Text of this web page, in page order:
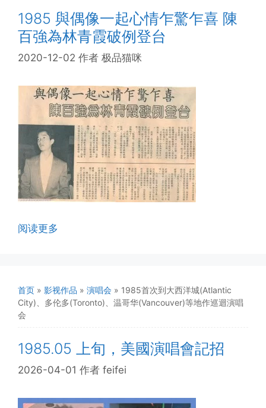
1985 與偶像一起心情乍驚乍喜 陳
百強為林青霞破例登台
2020-12-02 作者 极品猫咪
阅读更多
首页 » 影视作品 » 演唱会 » 1985首次到大西洋城(Atlantic
City)、多伦多(Toronto)、温哥华(Vancouver)等地作巡迴演唱
会
1985.05 上旬，美國演唱會記招
2026-04-01 作者 feifei